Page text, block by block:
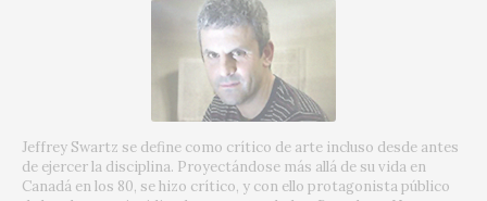
Jeffrey Swartz se define como crítico de arte incluso desde antes
de ejercer la disciplina. Proyectándose más allá de su vida en
Canadá en los 80, se hizo crítico, y con ello protagonista público